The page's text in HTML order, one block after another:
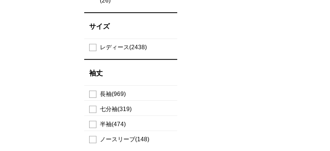
サイズ
レディース(2438)
袖丈
長袖(969)
七分袖(319)
半袖(474)
ノースリーブ(148)